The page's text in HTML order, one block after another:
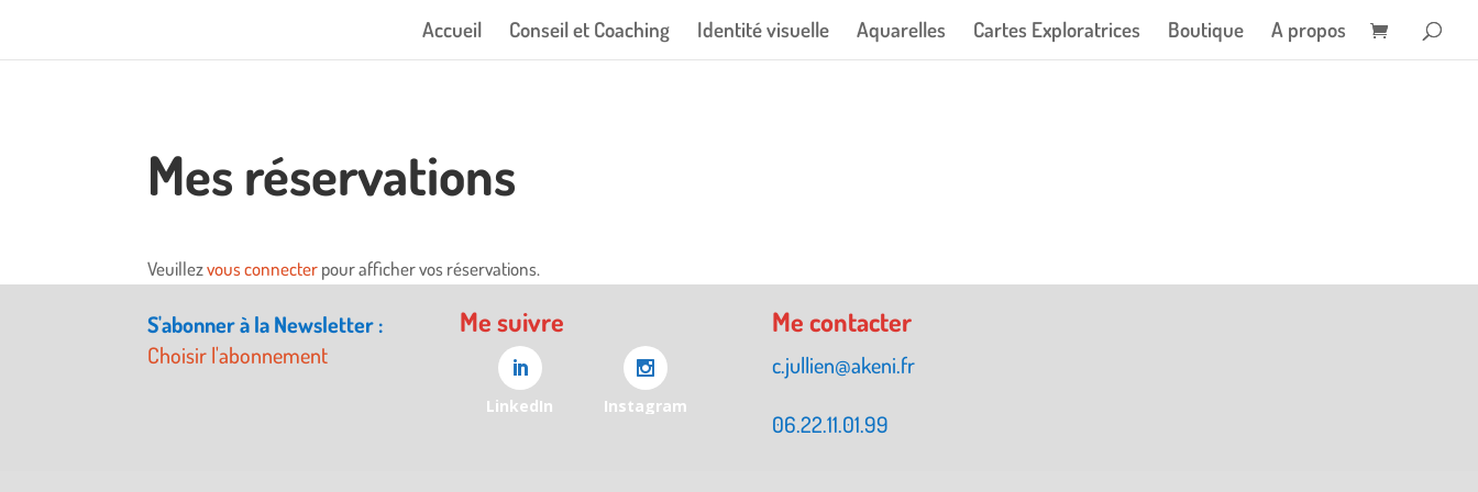
Accueil Conseil et Coaching Identité visuelle Aquarelles Cartes Exploratrices Boutique A propos
Mes réservations
Veuillezvous connecterpour afficher vos réservations.
S'abonner à la Newsletter :
Choisir l'abonnement
Me suivre
LinkedIn Instagram
Me contacter
c.jullien@akeni.fr
06.22.11.01.99